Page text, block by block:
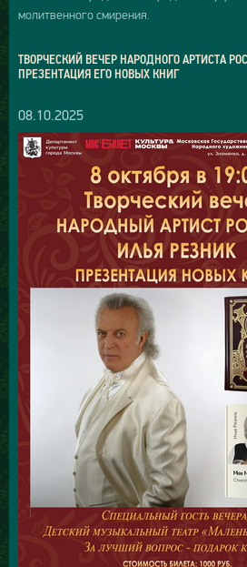
молитвенного смирения.
ТВОРЧЕСКИЙ ВЕЧЕР НАРОДНОГО АРТИСТА
ПРЕЗЕНТАЦИЯ ЕГО НОВЫХ КНИГ
08.10.2025